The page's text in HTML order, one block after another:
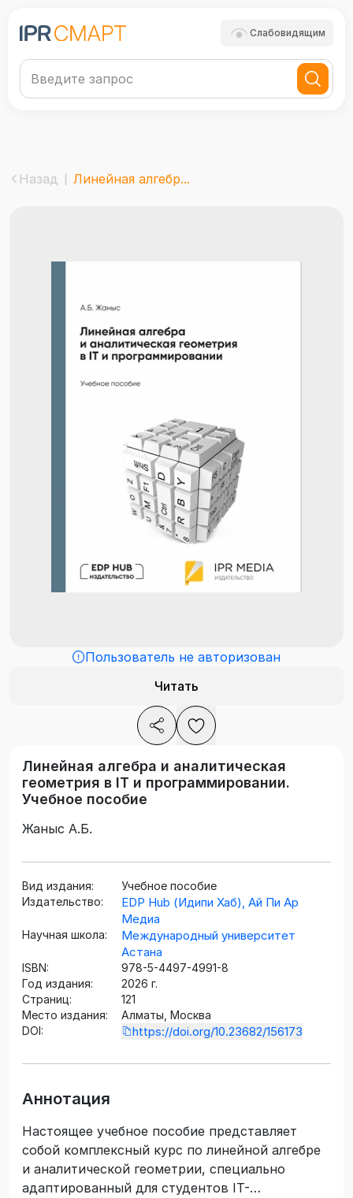
Слабовидящим
Назад Линейная алгебр...
Пользователь не авторизован
Читать
Линейная алгебра и аналитическая
геометрия в IT и программировании.
Учебное пособие
Жаныс А.Б.
Вид издания:
Учебное пособие
Издательство:
EDP Hub (Идипи Хаб), Ай Пи Ар
Медиа
Научная школа:
Международный университет
Астана
ISBN:
978-5-4497-4991-8
Год издания:
2026 г.
Страниц:
121
Место издания:
Алматы, Москва
DOI:
https://doi.org/10.23682/156173
Аннотация
Настоящее учебное пособие представляет
собой комплексный курс по линейной алгебре
и аналитической геометрии, специально
адаптированный для студентов IT-